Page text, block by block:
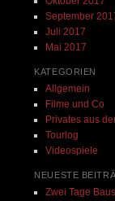
September
Juli 2017
Mai 2017
KATEGORIEN
Allgemein
Filme und Co
Privates aus
Tourlog
Videospiele
NEUESTE
Zwei Tage